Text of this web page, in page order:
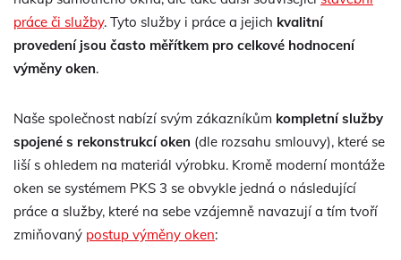
práce či služby. Tyto služby i práce a jejich kvalitní
provedení jsou často měřítkem pro celkové hodnocení
výměny oken.
Naše společnost nabízí svým zákazníkům kompletní služby
spojené s rekonstrukcí oken (dle rozsahu smlouvy), které se
liší s ohledem na materiál výrobku. Kromě moderní montáže
oken se systémem PKS 3 se obvykle jedná o následující
práce a služby, které na sebe vzájemně navazují a tím tvoří
zmiňovaný postup výměny oken: